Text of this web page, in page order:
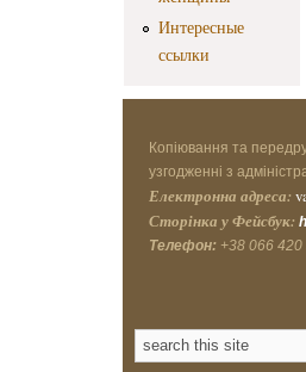
Интересные
ссылки
Копіювання та
узгодженні з
Електронна адреса:
Сторінка у Фейсбук:
Телефон: +38 066 420